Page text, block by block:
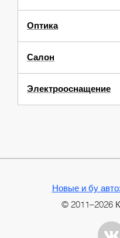
Оптика
Салон
Электрооснащение
Новые и бу
© 2011–2026